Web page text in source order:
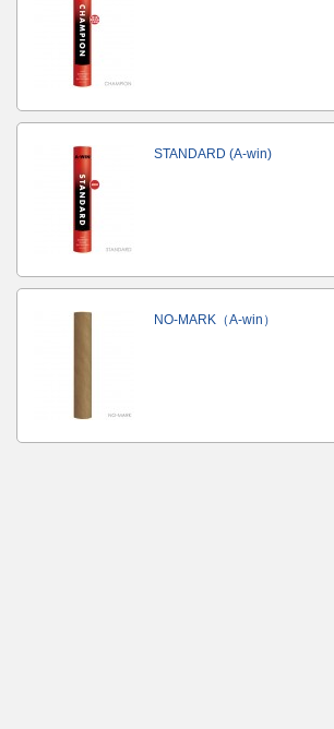
STANDARD (A-win)
NO-MARK（A-win）